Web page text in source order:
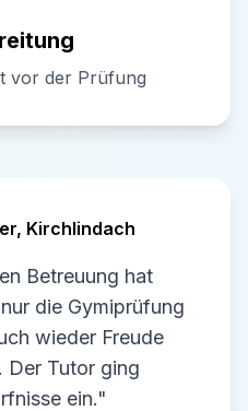
vor der Prüfung
Kirchlindach
Betreuung hat
die Gymiprüfung
wieder Freude
Der Tutor ging
ein."